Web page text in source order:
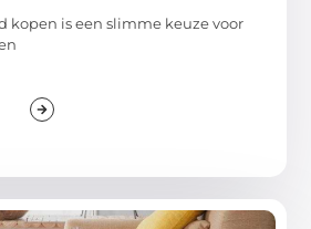
kopen is een slimme keuze voor